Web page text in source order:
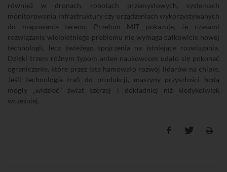
również w dronach, robotach przemysłowych, systemach
monitorowania infrastruktury czy urządzeniach wykorzystywanych
do mapowania terenu. Przełom MIT pokazuje, że czasami
rozwiązanie wieloletniego problemu nie wymaga całkowicie nowej
technologii, lecz świeżego spojrzenia na istniejące rozwiązania.
Dzięki trzem różnym typom anten naukowcom udało się pokonać
ograniczenie, które przez lata hamowało rozwój lidarów na chipie.
Jeśli technologia trafi do produkcji, maszyny przyszłości będą
mogły „widzieć” świat szerzej i dokładniej niż kiedykolwiek
wcześniej.